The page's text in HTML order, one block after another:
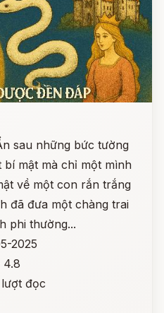
sau những bức tường
bí mật mà chỉ một mình
về một con rắn trắng
đã đưa một chàng trai
phi thường...
2025
4.8
đọc